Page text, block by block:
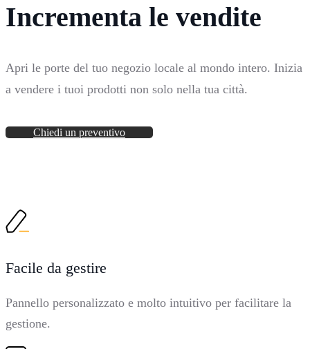
Incrementa le vendite
Apri le porte del tuo negozio locale al mondo intero. Inizia
a vendere i tuoi prodotti non solo nella tua città.
Chiedi un preventivo
Facile da gestire
Pannello personalizzato e molto intuitivo per facilitare la
gestione.